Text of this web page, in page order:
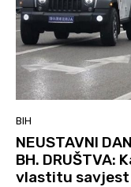
BIH
NEUSTAVNI
BH. DRUŠTVA:
vlastitu savjest